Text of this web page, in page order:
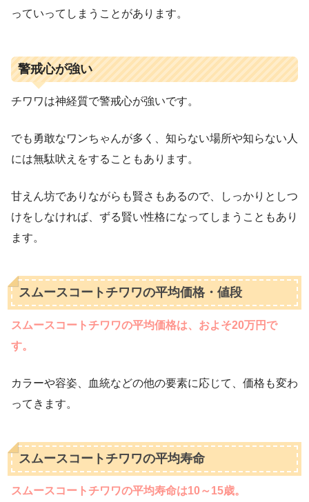
っていってしまうことがあります。
警戒心が強い
チワワは神経質で警戒心が強いです。
でも勇敢なワンちゃんが多く、知らない場所や知らない人
には無駄吠えをすることもあります。
甘えん坊でありながらも賢さもあるので、しっかりとしつ
けをしなければ、ずる賢い性格になってしまうこともあり
ます。
スムースコートチワワの平均価格・値段
スムースコートチワワの平均価格は、およそ20万円で
す。
カラーや容姿、血統などの他の要素に応じて、価格も変わ
ってきます。
スムースコートチワワの平均寿命
スムースコートチワワの平均寿命は10～15歳。